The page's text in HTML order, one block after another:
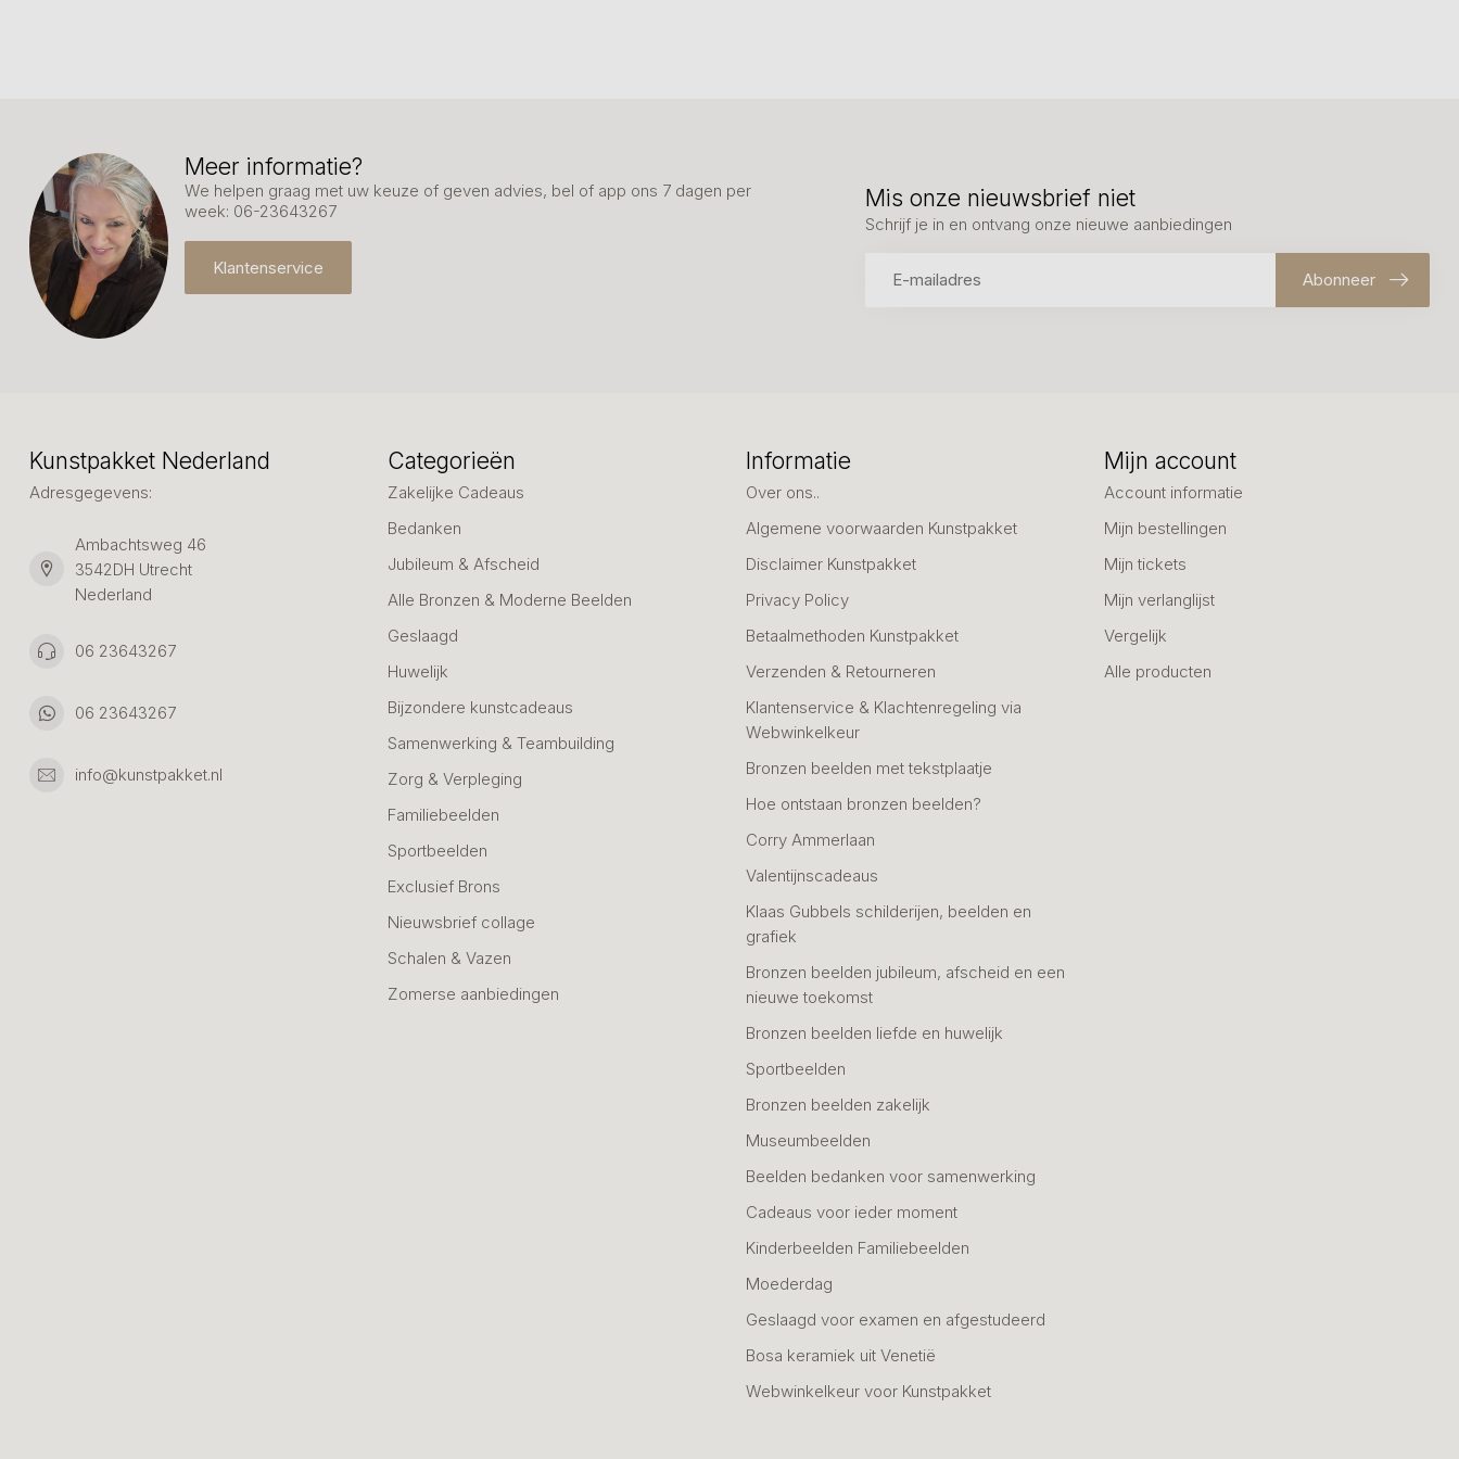
Meer informatie?
We helpen graag met uw keuze of geven advies, bel of app ons 7 dagen per
week: 06-23643267
Klantenservice
Mis onze nieuwsbrief niet
Schrijf je in en ontvang onze nieuwe aanbiedingen
Abonneer
Kunstpakket Nederland
Adresgegevens:
Ambachtsweg 46
3542DH Utrecht
Nederland
06 23643267
06 23643267
info@kunstpakket.nl
Categorieën
Zakelijke Cadeaus
Bedanken
Jubileum & Afscheid
Alle Bronzen & Moderne Beelden
Geslaagd
Huwelijk
Bijzondere kunstcadeaus
Samenwerking & Teambuilding
Zorg & Verpleging
Familiebeelden
Sportbeelden
Exclusief Brons
Nieuwsbrief collage
Schalen & Vazen
Zomerse aanbiedingen
Informatie
Over ons..
Algemene voorwaarden Kunstpakket
Disclaimer Kunstpakket
Privacy Policy
Betaalmethoden Kunstpakket
Verzenden & Retourneren
Klantenservice & Klachtenregeling via
Webwinkelkeur
Bronzen beelden met tekstplaatje
Hoe ontstaan bronzen beelden?
Corry Ammerlaan
Valentijnscadeaus
Klaas Gubbels schilderijen, beelden en
grafiek
Bronzen beelden jubileum, afscheid en een
nieuwe toekomst
Bronzen beelden liefde en huwelijk
Sportbeelden
Bronzen beelden zakelijk
Museumbeelden
Beelden bedanken voor samenwerking
Cadeaus voor ieder moment
Kinderbeelden Familiebeelden
Moederdag
Geslaagd voor examen en afgestudeerd
Bosa keramiek uit Venetië
Webwinkelkeur voor Kunstpakket
Mijn account
Account informatie
Mijn bestellingen
Mijn tickets
Mijn verlanglijst
Vergelijk
Alle producten